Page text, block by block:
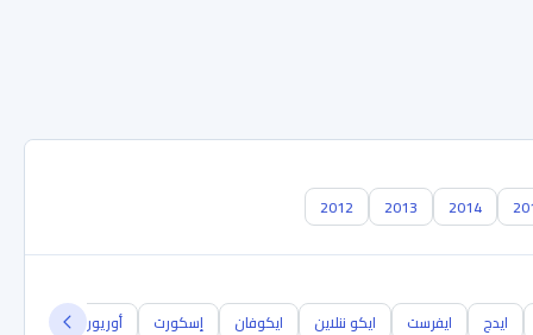
2014
2013
2012
ايدج ايفرست ايكو ننلاين ايكوفان إسكورت أوريون أيروستار